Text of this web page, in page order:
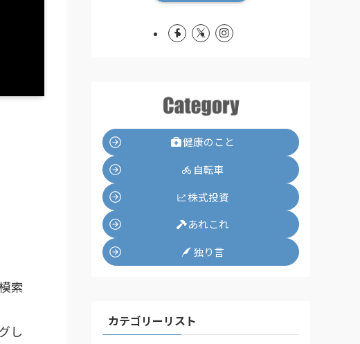
索
し
健康のこと
自転車
株式投資
あれこれ
独り言
カテゴリーリスト